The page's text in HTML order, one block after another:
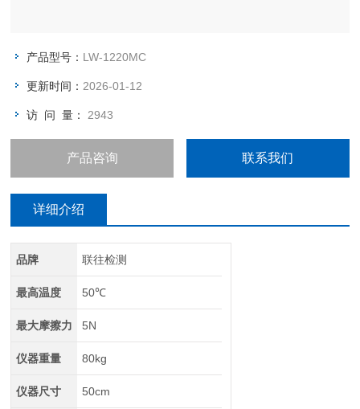
产品型号： LW-1220MC
更新时间： 2026-01-12
访 问 量： 2943
产品咨询 联系我们
详细介绍
品牌 联往检测
最高温度 50℃
最大摩擦力 5N
仪器重量 80kg
仪器尺寸 50cm